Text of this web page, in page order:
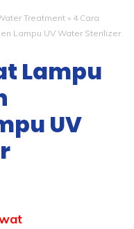
Treatment » 4 Cara
Lampu UV Water Sterilizer
Lampu
UV